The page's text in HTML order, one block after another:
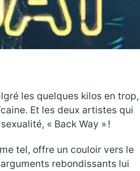
les quelques kilos en trop,
Et les deux artistes qui
« Back Way » !
tel, offre un couloir vers le
rebondissants lui